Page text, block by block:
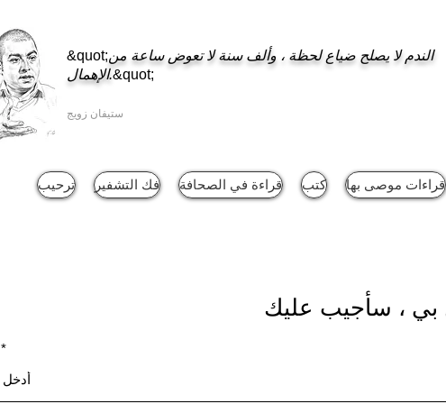
&quot;الندم لا يصلح ضياع لحظة ، وألف سنة لا تعوض ساعة من
الإهمال.&quot;
ستيفان زويج
ترحيب فك التشفير قراءة في الصحافة كتب قراءات موصى بها